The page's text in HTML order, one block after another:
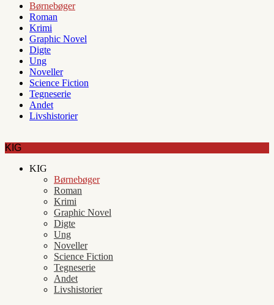
Børnebøger
Roman
Krimi
Graphic Novel
Digte
Ung
Noveller
Science Fiction
Tegneserie
Andet
Livshistorier
KIG
KIG
Børnebøger
Roman
Krimi
Graphic Novel
Digte
Ung
Noveller
Science Fiction
Tegneserie
Andet
Livshistorier